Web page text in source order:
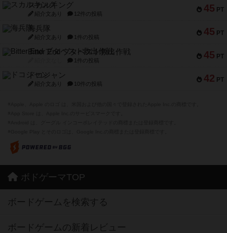
45 PT
スカルキング
紹介文あり 12件の投稿
45 PT
海兵隊
紹介文あり 1件の投稿
45 PT
Bitter End ブタペスト救出作戦
1件の投稿
42 PT
ドコジャン
紹介文あり 10件の投稿
ボドゲーマTOP
ボードゲームを検索する
ボードゲームの新着レビュー